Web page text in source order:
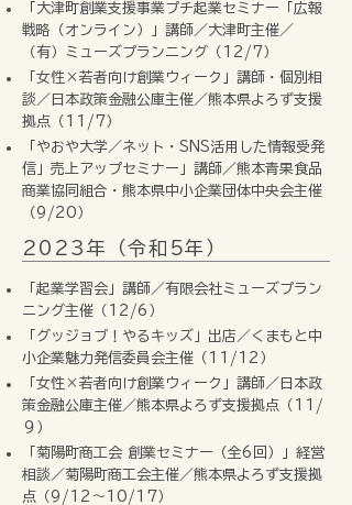
「大津町創業支援事業プチ起業セミナー「広報
戦略（オンライン）」講師／大津町主催／
（有）ミューズプランニング（12/7）
「女性×若者向け創業ウィーク」講師・個別相
談／日本政策金融公庫主催／熊本県よろず支援
拠点（11/7）
「やおや大学／ネット・SNS活用した情報受発
信」売上アップセミナー」講師／熊本青果食品
商業協同組合・熊本県中小企業団体中央会主催
（9/20）
2023年（令和5年）
「起業学習会」講師／有限会社ミューズプラン
ニング主催（12/6）
「グッジョブ！やるキッズ」出店／くまもと中
小企業魅力発信委員会主催（11/12）
「女性×若者向け創業ウィーク」講師／日本政
策金融公庫主催／熊本県よろず支援拠点（11/
９）
「菊陽町商工会 創業セミナー（全6回）」経営
相談／菊陽町商工会主催／熊本県よろず支援拠
点（9/12〜10/17）